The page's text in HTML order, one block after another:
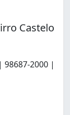
Castelo
98687-2000 |